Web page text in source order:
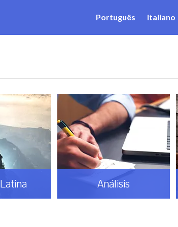
Português Italiano
Análisis